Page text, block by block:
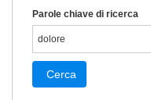
Parole chiave di ricerca
Cerca